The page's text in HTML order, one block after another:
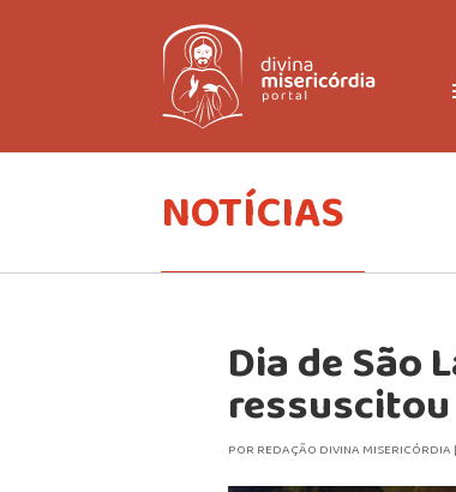
NOTÍCIAS
Dia de São
ressuscitou
POR REDAÇÃO DIVINA MISERICÓRDIA |